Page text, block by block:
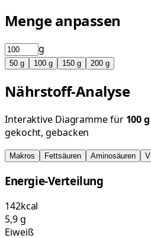
Menge anpassen
g
50 g 100 g 150 g 200 g
Nährstoff-Analyse
Interaktive Diagramme für 100g
gekocht, gebacken
Makros Fettsäuren Aminosäuren
Energie-Verteilung
142kcal
5,9g
Eiweiß